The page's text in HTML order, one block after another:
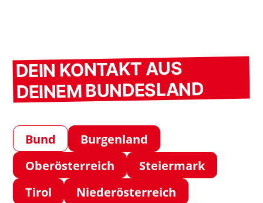
DEIN KONTAKT AUS
DEINEM BUNDESLAND
Bund
Burgenland
Oberösterreich
Steiermark
Tirol
Niederösterreich